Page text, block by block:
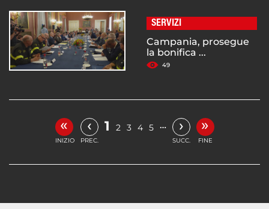
SERVIZI
Campania, prosegue
la bonifica ...
49
«
INIZIO
‹
PREC.
1 2 3 4 5 … ›
SUCC.
»
FINE